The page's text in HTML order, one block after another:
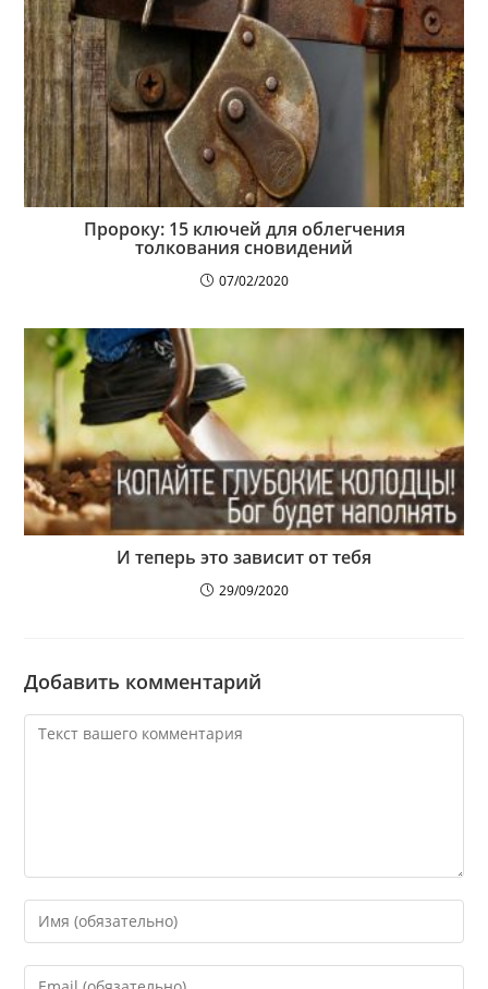
Пророку: 15 ключей для облегчения
толкования сновидений
07/02/2020
И теперь это зависит от тебя
29/09/2020
Добавить комментарий